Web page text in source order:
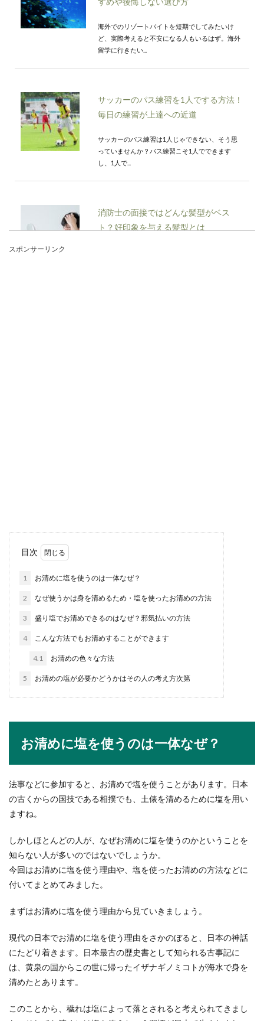
海外でのリゾートバイトを短期でしてみたいけ
ど、実際考えると不安になる人もいるはず。海外
留学に行きたい...
サッカーのパス練習を1人でする方法！
毎日の練習が上達への近道
サッカーのパス練習は1人じゃできない、そう思
っていませんか？パス練習こそ1人でできます
し、1人で...
消防士の面接ではどんな髪型がベス
ト？好印象を与える髪型とは
スキー初心者の道具選びのポイント！
スキーをこれから始めるというスキー初心者はど
のような道具を揃えれば良いのでしょうか？スキ
ーを選び...
懸垂を行うと筋肉のどこに効果がある
のか、詳しく説明します
頻度について解説します
わからない人...
バレーボールのサーブカットのコツ！
トがなかなかうまくできない事に頭を悩ませてい
る人もいるの...
話を成り立たせる方法を解説
スポンサーリンク
目次
1 お清めに塩を使うのは一体なぜ？
2 なぜ使うかは身を清めるため・塩を使ったお清めの方法
3 盛り塩でお清めできるのはなぜ？邪気払いの方法
4 こんな方法でもお清めすることができます
4.1 お清めの色々な方法
5 お清めの塩が必要かどうかはその人の考え方次第
お清めに塩を使うのは一体なぜ？
法事などに参加すると、お清めで塩を使うことがあります。日本
の古くからの国技である相撲でも、土俵を清めるために塩を用い
ますね。
しかしほとんどの人が、なぜお清めに塩を使うのかということを
知らない人が多いのではないでしょうか。
今回はお清めに塩を使う理由や、塩を使ったお清めの方法などに
付いてまとめてみました。
まずはお清めに塩を使う理由から見ていきましょう。
現代の日本でお清めに塩を使う理由をさかのぼると、日本の神話
にたどり着きます。日本最古の歴史書として知られる古事記に
は、黄泉の国からこの世に帰ったイザナギノミコトが海水で身を
清めたとあります。
このことから、穢れは塩によって落とされると考えられてきまし